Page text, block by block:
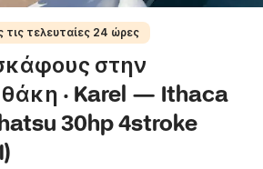
τις τελευταίες 24 ώρες
στην
· Karel — Ithaca
30hp 4stroke